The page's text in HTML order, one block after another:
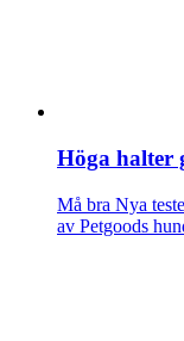
Höga halter
Må bra Nya
av Petgoods